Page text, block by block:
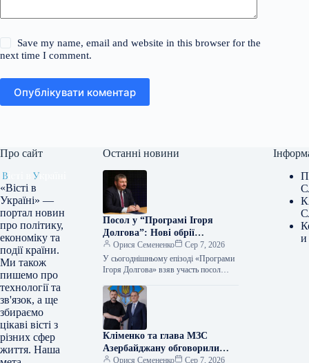
Save my name, email and website in this browser for the
next time I comment.
Опублікувати коментар
Про сайт
«Вісті в
Україні» —
портал новин
про політику,
економіку та
події країни.
Ми також
пишемо про
технології та
зв'язок, а ще
збираємо
цікаві вісті з
різних сфер
життя. Наша
Останні новини
Посол у “Програмі Ігоря
Долгова”: Нові обрії
стратегічного партнерства
України та Азербайджану
Орися Семененко
Сер 7, 2026
У сьогоднішньому епізоді «Програми
Ігоря Долгова» взяв участь посол
Республіці Юрій Гусєв. Ігор Долгов,
ведучий програми та…
Кліменко та глава МЗС
Азербайджану обговорили
розширення співпраці в
Орися Семененко Сер 7, 2026
и